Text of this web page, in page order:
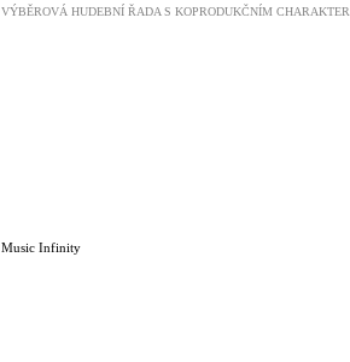
VÝBĚROVÁ HUDEBNÍ ŘADA S KOPRODUKČNÍM
Music Infinity